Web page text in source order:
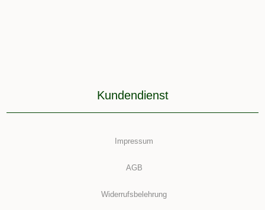
Kundendienst
Impressum
AGB
Widerrufsbelehrung